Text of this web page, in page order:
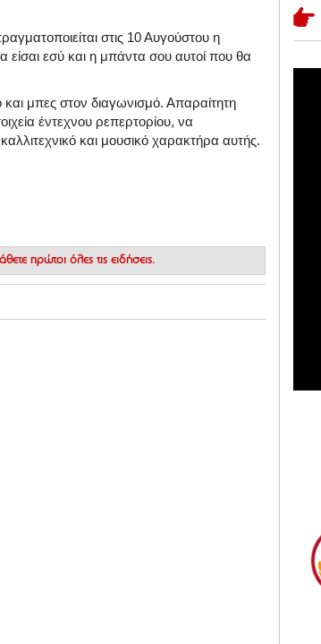
στις 10 Αυγούστου η
είσαι εσύ και η μπάντα σου αυτοί που θα
μπες στον διαγωνισμό. Απαραίτητη
έντεχνου ρεπερτορίου, να
και μουσικό χαρακτήρα αυτής.
πρώτοι όλες τις ειδήσεις.